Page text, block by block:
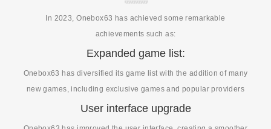
In 2023, Onebox63 has achieved some remarkable
achievements such as:
Expanded game list:
Onebox63 has diversified its game list with the addition of many
new games, including exclusive games and popular providers
User interface upgrade